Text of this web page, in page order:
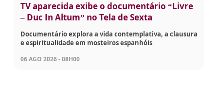
TV aparecida exibe o documentário “Livre
– Duc In Altum” no Tela de Sexta
Documentário explora a vida contemplativa, a clausura
e espiritualidade em mosteiros espanhóis
06 AGO 2026 - 08H00